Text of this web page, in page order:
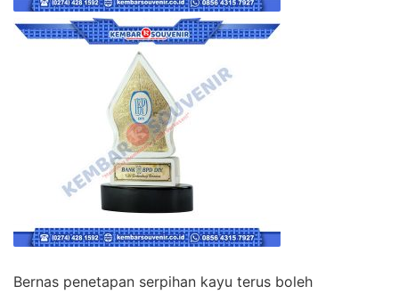
Bernas penetapan serpihan kayu terus boleh